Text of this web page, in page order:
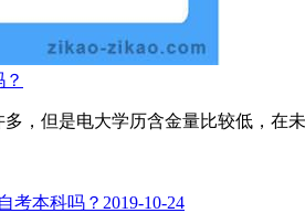
，但是电大学历含金量比较低，在
考本科吗？ 2019-10-24